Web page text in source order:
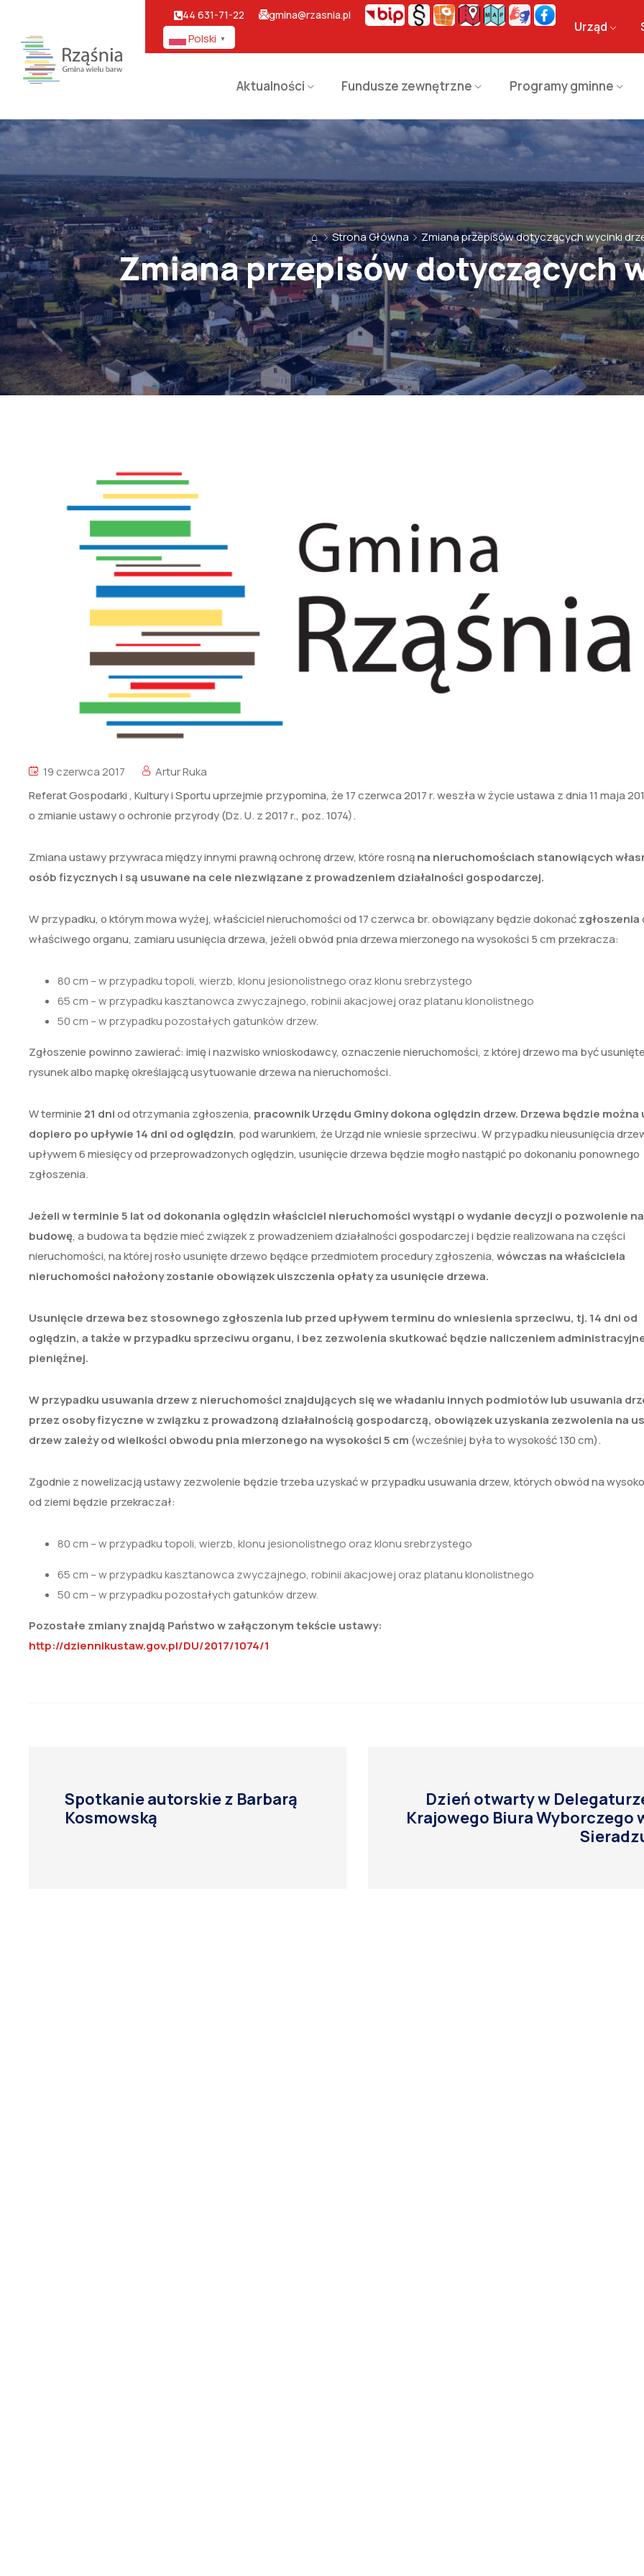
44 631-71-22 gmina@rzasnia.pl
Polski ▼
Urząd
Aktualności Fundusze zewnętrzne Programy gminne
⌂ Strona Główna Zmiana przepisów dotyczących wycinki
Zmiana przepisów dotyczących
19 czerwca 2017
Artur Ruka
Referat Gospodarki , Kultury i Sportu uprzejmie przypomina, że 17 czerwca 2017 r. weszła w życie ustawa z dnia 11 maja
o zmianie ustawy o ochronie przyrody (Dz. U. z 2017 r., poz. 1074).
Zmiana ustawy przywraca między innymi prawną ochronę drzew, które rosnąna nieruchomościach stanowiących
osób fizycznych i są usuwane na cele niezwiązane z prowadzeniem działalności gospodarczej.
W przypadku, o którym mowa wyżej, właściciel nieruchomości od 17 czerwca br. obowiązany będzie dokonaćzgłoszenia
właściwego organu, zamiaru usunięcia drzewa, jeżeli obwód pnia drzewa mierzonego na wysokości 5 cm przekracza:
80 cm – w przypadku topoli, wierzb, klonu jesionolistnego oraz klonu srebrzystego
65 cm – w przypadku kasztanowca zwyczajnego, robinii akacjowej oraz platanu klonolistnego
50 cm – w przypadku pozostałych gatunków drzew.
Zgłoszenie powinno zawierać: imię i nazwisko wnioskodawcy, oznaczenie nieruchomości, z której drzewo ma być
rysunek albo mapkę określającą usytuowanie drzewa na nieruchomości.
W terminie 21 dniod otrzymania zgłoszenia, pracownik Urzędu Gminy dokona oględzin drzew. Drzewa będzie można
dopiero po upływie 14 dni od oględzin, pod warunkiem, że Urząd nie wniesie sprzeciwu. W przypadku nieusunięcia
upływem 6 miesięcy od przeprowadzonych oględzin, usunięcie drzewa będzie mogło nastąpić po dokonaniu ponownego
zgłoszenia.
Jeżeli w terminie 5 lat od dokonania oględzin właściciel nieruchomości wystąpi o wydanie decyzji o pozwolenie na
budowę, a budowa ta będzie mieć związek z prowadzeniem działalności gospodarczej i będzie realizowana na części
nieruchomości, na której rosło usunięte drzewo będące przedmiotem procedury zgłoszenia, wówczas na właściciela
nieruchomości nałożony zostanie obowiązek uiszczenia opłaty za usunięcie drzewa.
Usunięcie drzewa bez stosownego zgłoszenia lub przed upływem terminu do wniesienia sprzeciwu, tj. 14 dni od
oględzin, a także w przypadku sprzeciwu organu, i bez zezwolenia skutkować będzie naliczeniem
pieniężnej.
W przypadku usuwania drzew z nieruchomości znajdujących się we władaniu innych podmiotówlub usuwania
przez osoby fizyczne w związku z prowadzoną działalnością gospodarczą, obowiązek uzyskania zezwolenia na
drzew zależy od wielkości obwodu pnia mierzonego na wysokości 5 cm (wcześniej była to wysokość 130 cm).
Zgodnie z nowelizacją ustawy zezwolenie będzie trzeba uzyskać w przypadku usuwania drzew, których obwód na
od ziemi będzie przekraczał:
80 cm – w przypadku topoli, wierzb, klonu jesionolistnego oraz klonu srebrzystego
65 cm – w przypadku kasztanowca zwyczajnego, robinii akacjowej oraz platanu klonolistnego
50 cm – w przypadku pozostałych gatunków drzew.
Pozostałe zmiany znajdą Państwo w załączonym tekście ustawy:
http://dziennikustaw.gov.pl/DU/2017/1074/1
Spotkanie autorskie z Barbarą
Kosmowską
Dzień otwarty w
Krajowego Biura Wyborczego